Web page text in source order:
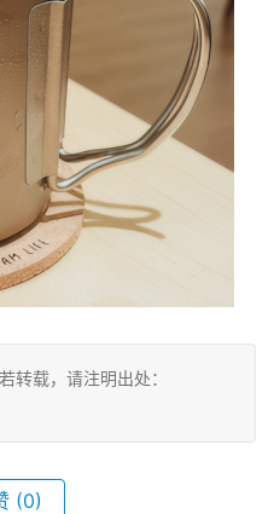
转载，请注明出处：
(0)